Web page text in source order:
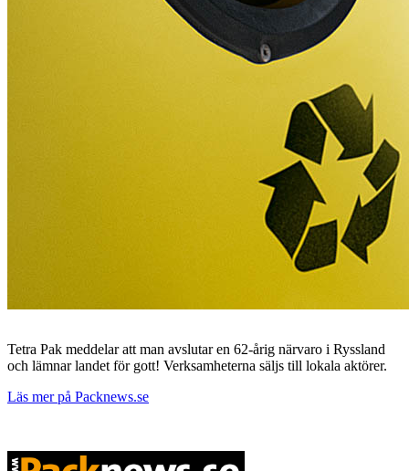
Tetra Pak meddelar att man avslutar en 62-årig närvaro i Ryssland
och lämnar landet för gott! Verksamheterna säljs till lokala aktörer.
Läs mer på Packnews.se